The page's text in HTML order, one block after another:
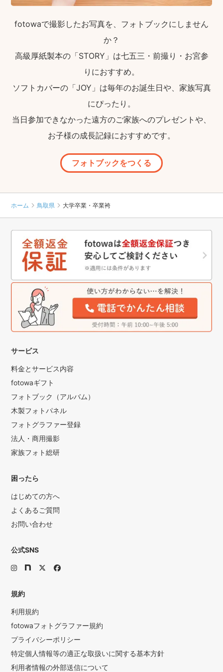
fotowaで撮影したお写真を、フォトブックにしません
か？
高級厚紙製本の「STORY」は七五三・前撮り・お宮参
りにおすすめ。
ソフトカバーの「JOY」は毎年のお誕生日や、家族写真
にぴったり。
当日参加できなかった遠方のご家族へのプレゼントや、
お子様の成長記録におすすめです。
フォトブックをつくる
ホーム 鳥取県 大学卒業・卒業袴
サービス
料金とサービス内容
fotowaギフト
フォトブック（アルバム）
木製フォトパネル
フォトグラファー登録
法人・商用撮影
家族フォト総研
困ったら
はじめての方へ
よくあるご質問
お問い合わせ
公式SNS
規約
利用規約
fotowaフォトグラファー規約
プライバシーポリシー
特定個人情報等の適正な取扱いに関する基本方針
利用者情報の外部送信について